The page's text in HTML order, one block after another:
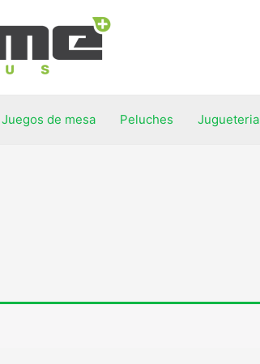
Juegos de mesa Peluches Jugueteria